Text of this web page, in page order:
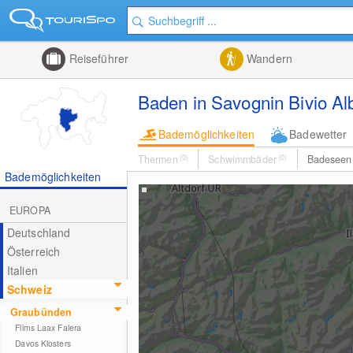
Reiseführer Wandern
Baden in Savognin Bivio
Bademöglichkeiten Badewetter
Thermen (0) Schwimmbäder(0) Badeseen
Bademöglichkeiten
EUROPA
Deutschland
Österreich
Italien
Schweiz
Graubünden
Flims Laax Falera
Davos Klosters